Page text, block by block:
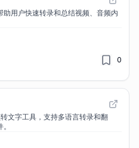
用户快速转录和总结视频、音频内
0
文字工具，支持多语言转录和翻